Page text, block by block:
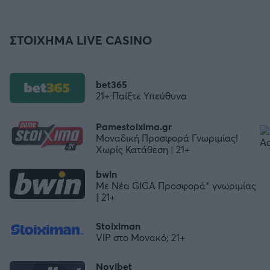
ΣΤΟΙΧΗΜΑ LIVE CASINO
bwin
Με Νέα GIGA Προσφορά* γνωριμίας
| 21+
Stoiximan
VIP στο Μονακό; 21+
Novibet
Pamestoixima.gr
Μοναδική Προσφορά Γνωριμίας!
Χωρίς Κατάθεση | 21+
bet365
21+ Παίξτε Υπεύθυνα